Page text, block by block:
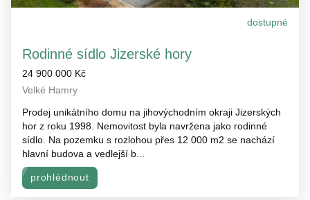
dostupné
Rodinné sídlo Jizerské hory
24 900 000 Kč
Velké Hamry
Prodej unikátního domu na jihovýchodním okraji Jizerských
hor z roku 1998. Nemovitost byla navržena jako rodinné
sídlo. Na pozemku s rozlohou přes 12 000 m2 se nachází
hlavní budova a vedlejší b...
prohlédnout